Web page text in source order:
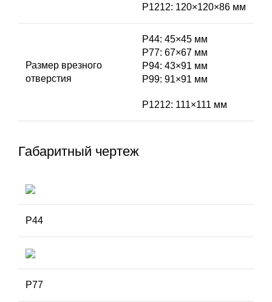
Р1212: 120×120×86 мм
Размер врезного
отверстия
P44: 45×45 мм
Р77: 67×67 мм
Р94: 43×91 мм
Р99: 91×91 мм
Р1212: 111×111 мм
Габаритный чертеж
P44
P77